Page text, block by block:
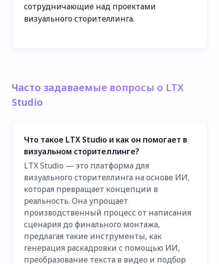
сотрудничающие над проектами
визуального сторителлинга.
Часто задаваемые вопросы о LTX
Studio
Что такое LTX Studio и как он помогает в
визуальном сторителлинге?
LTX Studio — это платформа для
визуального сторителлинга на основе ИИ,
которая превращает концепции в
реальность. Она упрощает
производственный процесс от написания
сценария до финального монтажа,
предлагая такие инструменты, как
генерация раскадровки с помощью ИИ,
преобразование текста в видео и подбор